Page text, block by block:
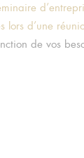
lors d’une
de vos